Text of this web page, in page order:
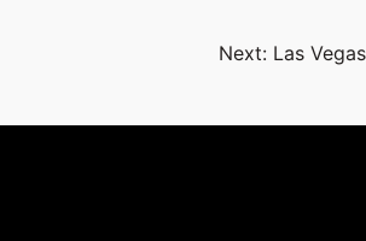
Next: Las Vegas